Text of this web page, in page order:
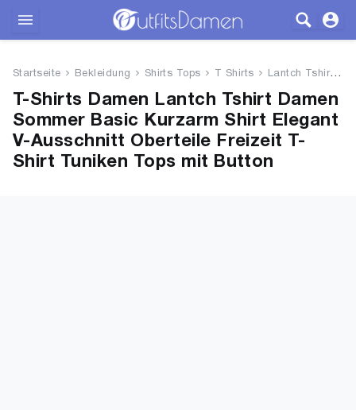
Bekleidung
Wäsche
Schuhe
Startseite Bekleidung Shirts Tops T Shirts Lantch Tshirt Damen Sommer Bas...
T-Shirts Damen Lantch Tshirt Damen
Sommer Basic Kurzarm Shirt Elegant
V-Ausschnitt Oberteile Freizeit T-
Shirt Tuniken Tops mit Button